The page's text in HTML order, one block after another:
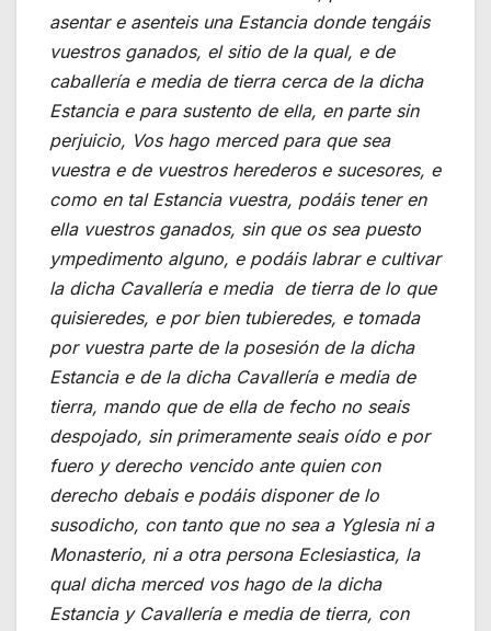
asentar e asenteis una Estancia donde tengáis
vuestros ganados, el sitio de la qual, e de
caballería e media de tierra cerca de la dicha
Estancia e para sustento de ella, en parte sin
perjuicio, Vos hago merced para que sea
vuestra e de vuestros herederos e sucesores, e
como en tal Estancia vuestra, podáis tener en
ella vuestros ganados, sin que os sea puesto
ympedimento alguno, e podáis labrar e cultivar
la dicha Cavallería e media de tierra de lo que
quisieredes, e por bien tubieredes, e tomada
por vuestra parte de la posesión de la dicha
Estancia e de la dicha Cavallería e media de
tierra, mando que de ella de fecho no seais
despojado, sin primeramente seais oído e por
fuero y derecho vencido ante quien con
derecho debais e podáis disponer de lo
susodicho, con tanto que no sea a Yglesia ni a
Monasterio, ni a otra persona Eclesiastica, la
qual dicha merced vos hago de la dicha
Estancia y Cavallería e media de tierra, con